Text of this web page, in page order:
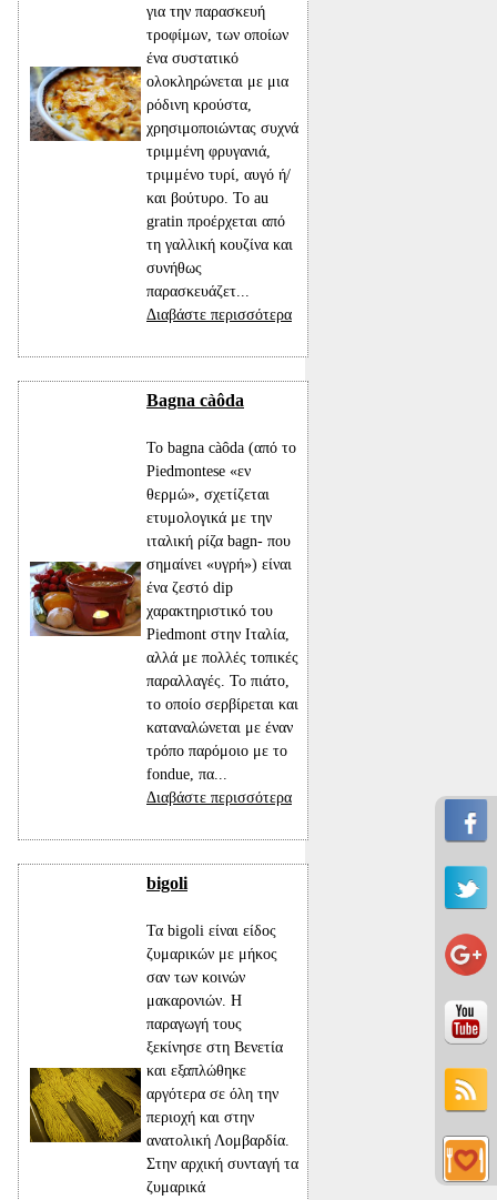
για την παρασκευή
τροφίμων, των οποίων
ένα συστατικό
ολοκληρώνεται με μια
ρόδινη κρούστα,
χρησιμοποιώντας συχνά
τριμμένη φρυγανιά,
τριμμένο τυρί, αυγό ή/
και βούτυρο. Το au
gratin προέρχεται από
τη γαλλική κουζίνα και
συνήθως
παρασκευάζετ...
Διαβάστε περισσότερα
Bagna càôda
Το bagna càôda (από το
Piedmontese «εν
θερμώ», σχετίζεται
ετυμολογικά με την
ιταλική ρίζα bagn- που
σημαίνει «υγρή») είναι
ένα ζεστό dip
χαρακτηριστικό του
Piedmont στην Ιταλία,
αλλά με πολλές τοπικές
παραλλαγές. Το πιάτο,
το οποίο σερβίρεται και
καταναλώνεται με έναν
τρόπο παρόμοιο με το
fondue, πα...
Διαβάστε περισσότερα
bigoli
Τα bigoli είναι είδος
ζυμαρικών με μήκος
σαν των κοινών
μακαρονιών. Η
παραγωγή τους
ξεκίνησε στη Βενετία
και εξαπλώθηκε
αργότερα σε όλη την
περιοχή και στην
ανατολική Λομβαρδία.
Στην αρχική συνταγή τα
ζυμαρικά